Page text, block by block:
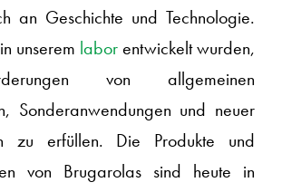
an Geschichte und Technologie.
unserem laborentwickelt wurden,
von allgemeinen
Sonderanwendungen und neuer
zu erfüllen. Die Produkte und
von Brugarolas sind heute in